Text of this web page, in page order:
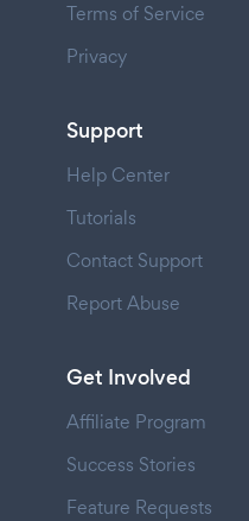
Terms of Service
Privacy
Support
Help Center
Tutorials
Contact Support
Report Abuse
Get Involved
Affiliate Program
Success Stories
Feature Requests